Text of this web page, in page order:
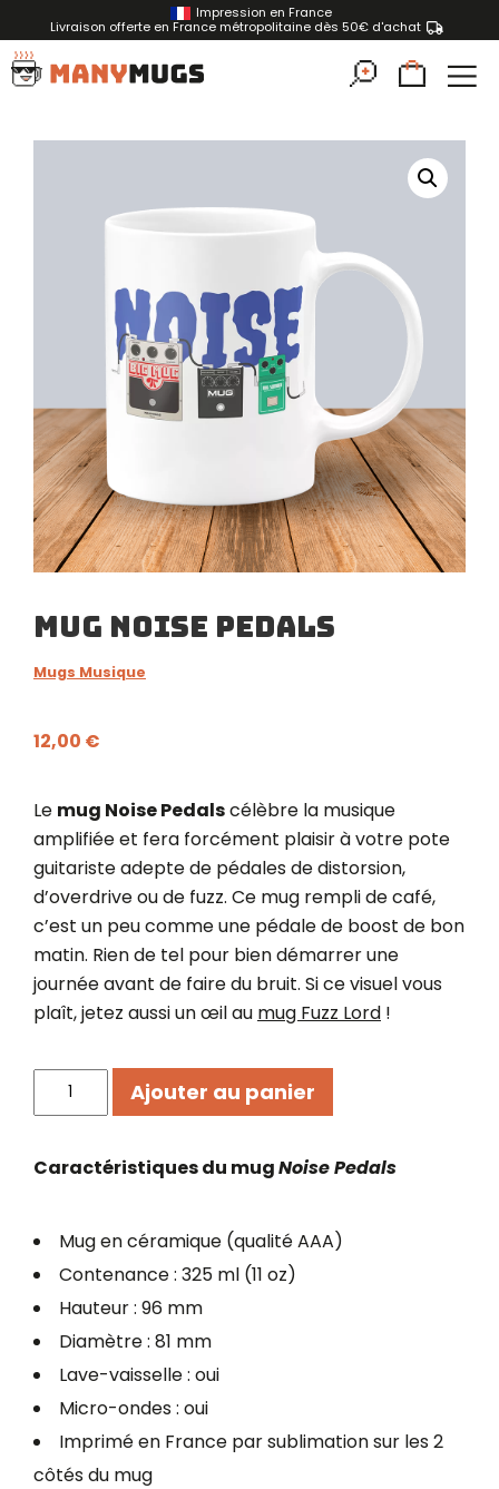
Impression en France
Livraison offerte en France métropolitaine dès 50€ d'achat
Mug Noise Pedals
Mugs Musique
12,00 €
Le mug Noise Pedalscélèbre la musique
amplifiée et fera forcément plaisir à votre pote
guitariste adepte de pédales de distorsion,
d’overdrive ou de fuzz. Ce mug rempli de café,
c’est un peu comme une pédale de boost de bon
matin. Rien de tel pour bien démarrer une
journée avant de faire du bruit. Si ce visuel vous
plaît, jetez aussi un œil au mug Fuzz Lord !
quantité
Pedals
Ajouter au panier
Caractéristiques du mugNoise Pedals
Mug en céramique (qualité AAA)
Contenance : 325 ml (11 oz)
Hauteur : 96 mm
Diamètre : 81 mm
Lave-vaisselle : oui
Micro-ondes : oui
Imprimé en France par sublimation sur les 2
côtés du mug